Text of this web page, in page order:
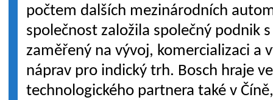
počtem dalších mezinárodních
společnost založila společný podnik
zaměřený na vývoj, komercializaci a
náprav pro indický trh. Bosch hraje
technologického partnera také v